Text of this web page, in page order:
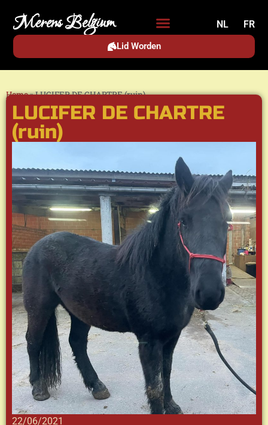
Merens Belgium NL FR
Lid Worden
Home»LUCIFER DE CHARTRE (ruin)
LUCIFER DE CHARTRE
(ruin)
22/06/2021